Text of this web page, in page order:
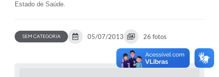
Estado de Saúde.
SEM CATEGORIA 05/07/2013 26 fotos